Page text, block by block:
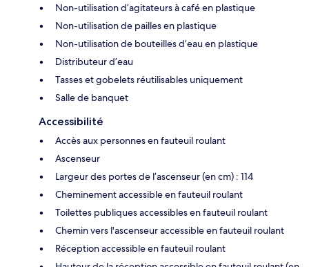
Non-utilisation d’agitateurs à café en plastique
Non-utilisation de pailles en plastique
Non-utilisation de bouteilles d’eau en plastique
Distributeur d’eau
Tasses et gobelets réutilisables uniquement
Salle de banquet
Accessibilité
Accès aux personnes en fauteuil roulant
Ascenseur
Largeur des portes de l’ascenseur (en cm) : 114
Cheminement accessible en fauteuil roulant
Toilettes publiques accessibles en fauteuil roulant
Chemin vers l'ascenseur accessible en fauteuil roulant
Réception accessible en fauteuil roulant